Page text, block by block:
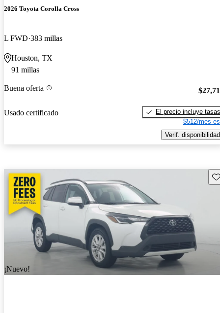
2026 Toyota Corolla Cross
L FWD 383 millas
Houston, TX
91 millas
Buena oferta
Usado certificado
El precio incluye tasas
$512/mes
Verif. disponibilidad
¡Nuevo!